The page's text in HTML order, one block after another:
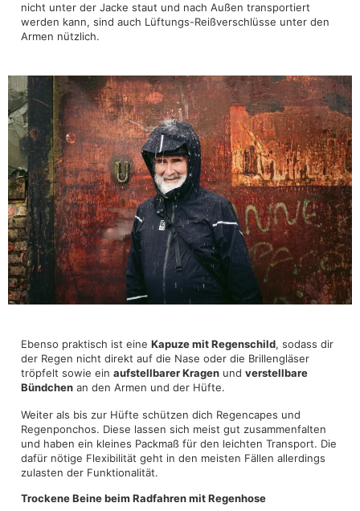
nicht unter der Jacke staut und nach Außen transportiert
werden kann, sind auch Lüftungs-Reißverschlüsse unter den
Armen nützlich.
Ebenso praktisch ist eine Kapuze mit Regenschild, sodass dir
der Regen nicht direkt auf die Nase oder die Brillengläser
tröpfelt sowie ein aufstellbarer Kragen und verstellbare
Bündchen an den Armen und der Hüfte.
Weiter als bis zur Hüfte schützen dich Regencapes und
Regenponchos. Diese lassen sich meist gut zusammenfalten
und haben ein kleines Packmaß für den leichten Transport. Die
dafür nötige Flexibilität geht in den meisten Fällen allerdings
zulasten der Funktionalität.
Trockene Beine beim Radfahren mit Regenhose